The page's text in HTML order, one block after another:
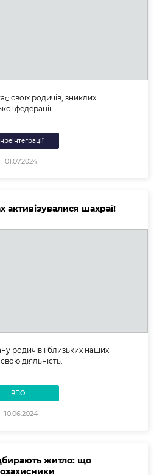
своїх родичів, зниклих
федерації.
01.07.2024
активізувалися шахраї!
родичів і близьких наших
діяльність.
ВПО
10.06.2024
житло: що